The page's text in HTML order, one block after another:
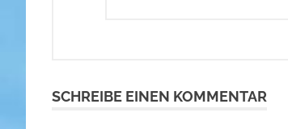
SCHREIBE EINEN KOMMENTAR